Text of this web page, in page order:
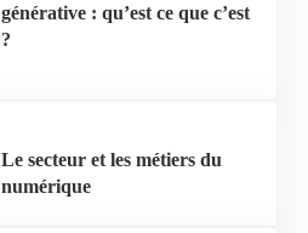
générative : qu’est ce que c’est
?
Le secteur et les métiers du
numérique